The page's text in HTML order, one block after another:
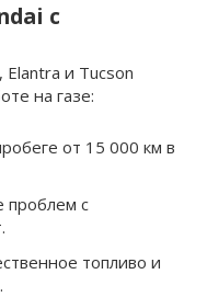
с
и Tucson
на газе:
от 15 000 км в
проблем с
топливо и